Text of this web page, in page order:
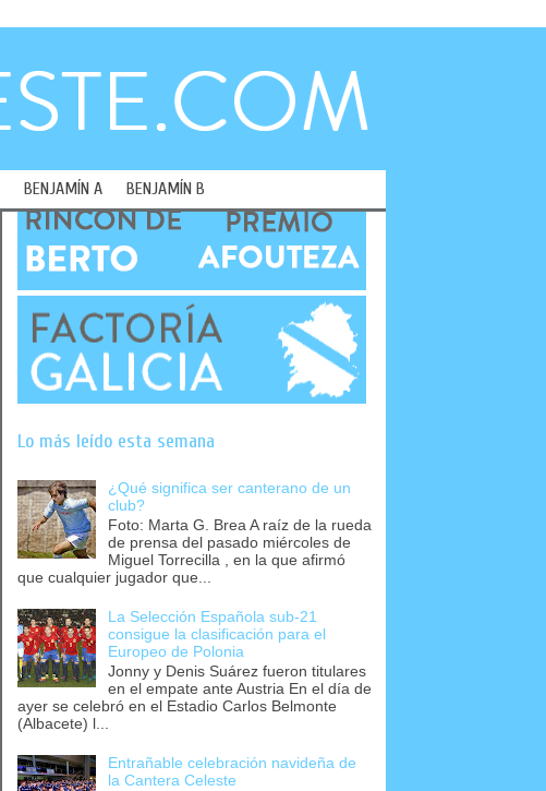
BENJAMÍN A BENJAMÍN B
Lo más leído esta semana
¿Qué significa ser canterano de un
club?
Foto: Marta G. Brea A raíz de la rueda
de prensa del pasado miércoles de
Miguel Torrecilla , en la que afirmó
que cualquier jugador que...
La Selección Española sub-21
consigue la clasificación para el
Europeo de Polonia
Jonny y Denis Suárez fueron titulares
en el empate ante Austria En el día de
ayer se celebró en el Estadio Carlos Belmonte
(Albacete) l...
Entrañable celebración navideña de
la Cantera Celeste